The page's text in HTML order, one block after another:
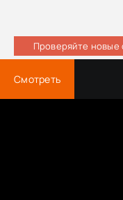
Проверяйте новые
Смотреть